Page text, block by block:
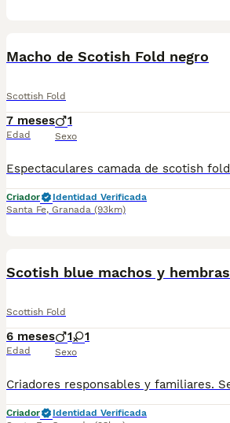
Macho de Scotish Fold negro
Scottish Fold
7 meses
Edad
1
Sexo
Criador
Identidad Verificada
Santa Fe, Granada (93km)
Scotish blue machos y hembras
Scottish Fold
6 meses
Edad
1 1
Sexo
Criador
Identidad Verificada